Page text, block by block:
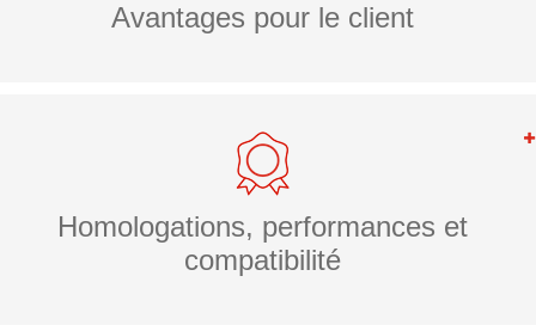
Avantages pour le client
Homologations, performances et
compatibilité